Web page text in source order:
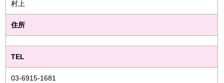
村上
住所
TEL
03-6915-1681